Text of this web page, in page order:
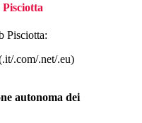
Pisciotta:
.com/.net/.eu)
autonoma dei